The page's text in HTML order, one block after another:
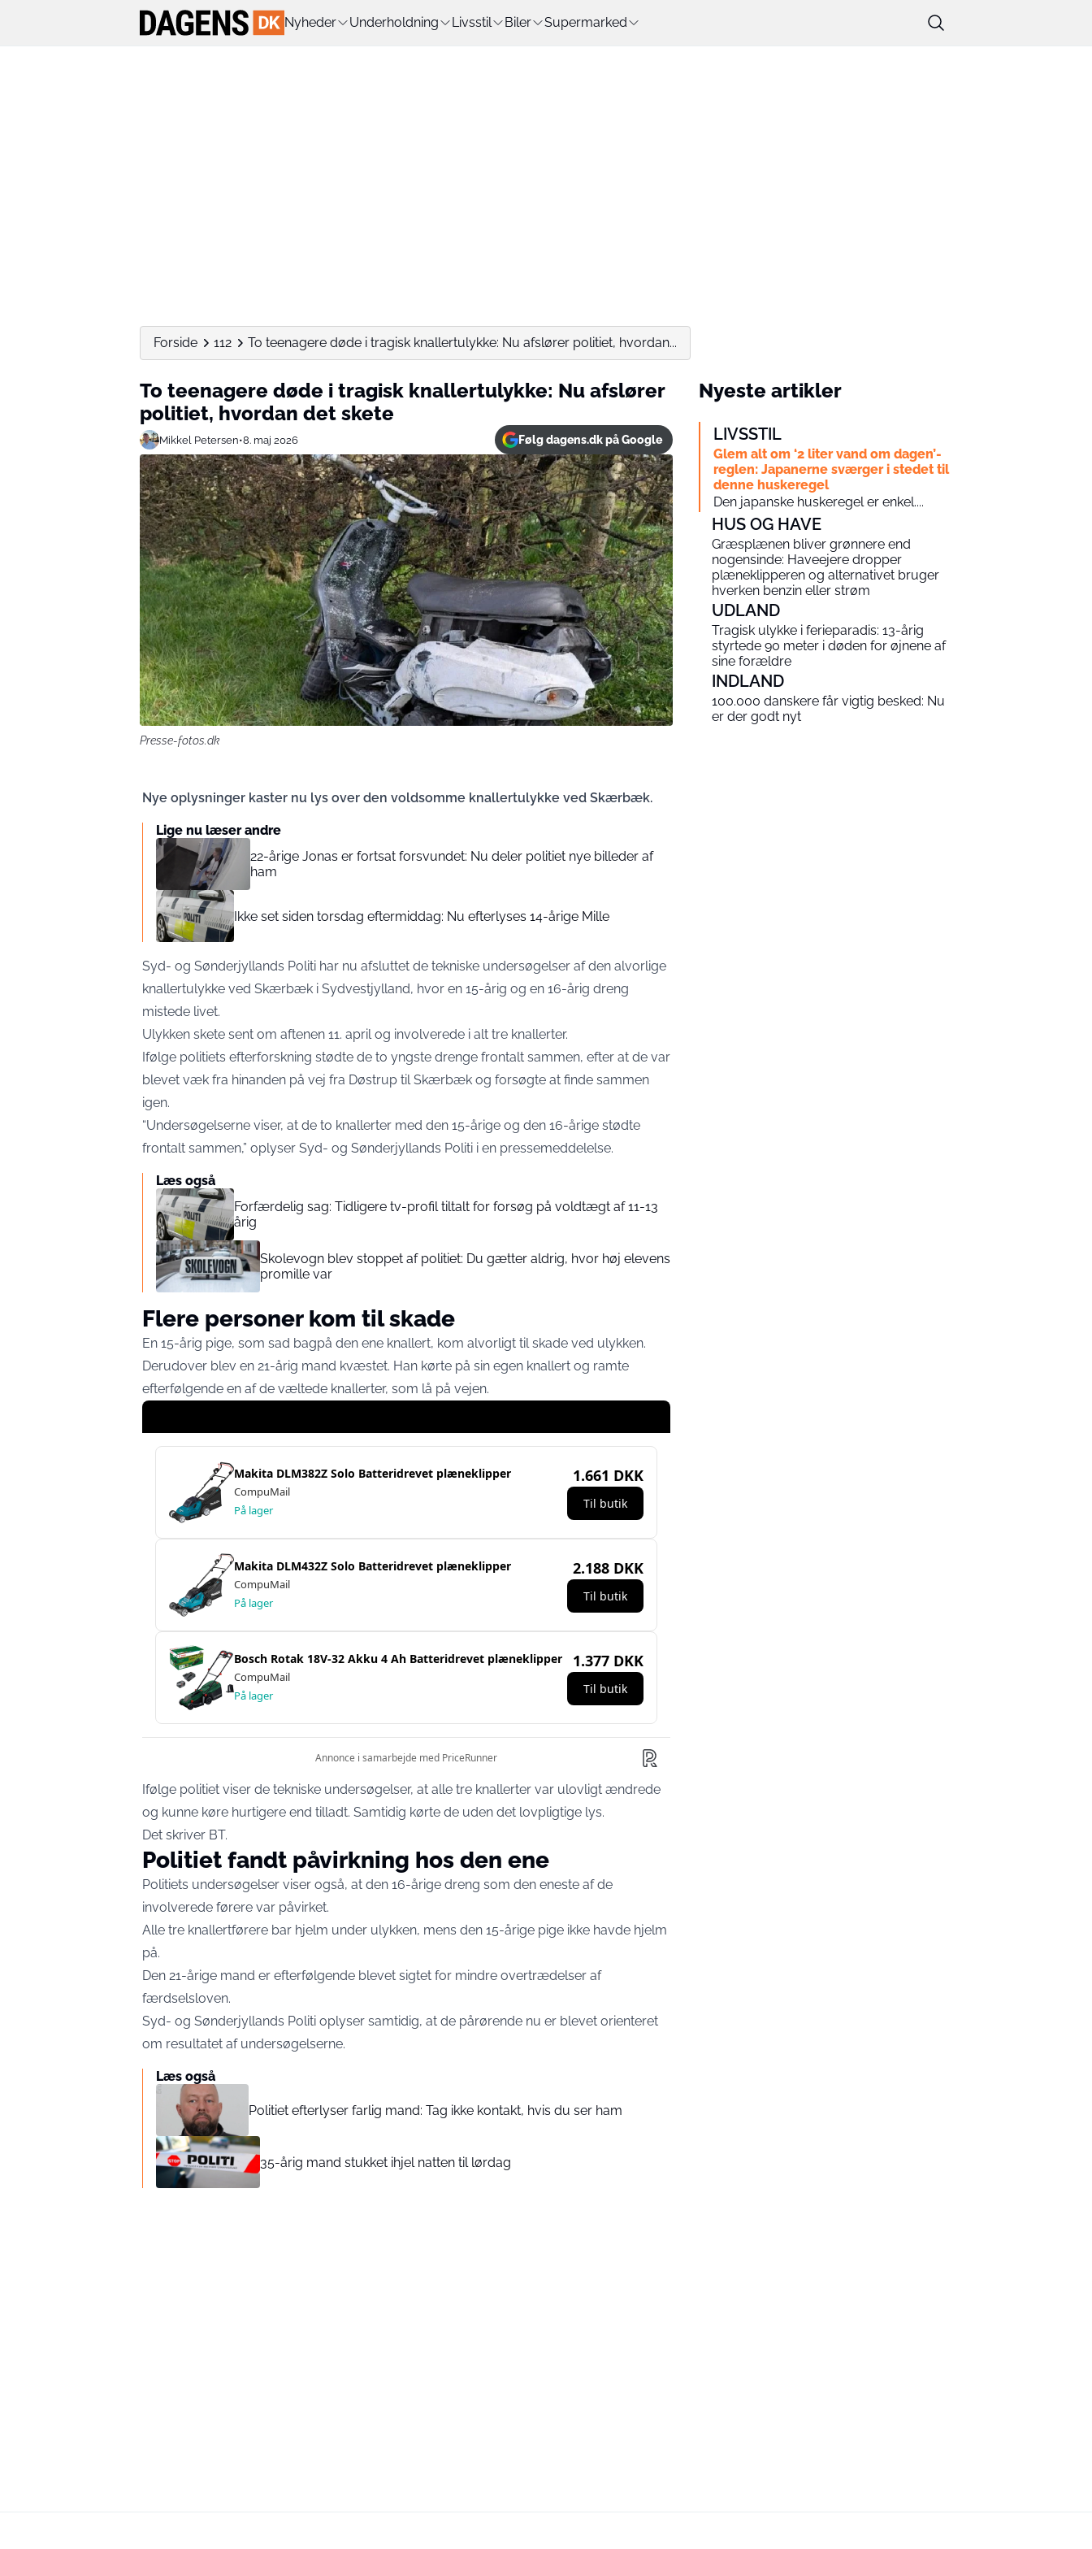
Nyheder Underholdning Livsstil Biler Supermarked
Forside 112 To teenagere døde i tragisk knallertulykke: Nu afslører politiet, hvordan...
To teenagere døde i tragisk knallertulykke: Nu afslører
politiet, hvordan det skete
Mikkel Petersen•8. maj 2026 Følg dagens.dk på Google
Presse-fotos.dk
Nye oplysninger kaster nu lys over den voldsomme knallertulykke ved Skærbæk.
Lige nu læser andre
22-årige Jonas er fortsat forsvundet: Nu deler politiet nye billeder af
ham
Ikke set siden torsdag eftermiddag: Nu efterlyses 14-årige Mille
Syd- og Sønderjyllands Politi har nu afsluttet de tekniske undersøgelser af den alvorlige
knallertulykke ved Skærbæk i Sydvestjylland, hvor en 15-årig og en 16-årig dreng
mistede livet.
Ulykken skete sent om aftenen 11. april og involverede i alt tre knallerter.
Ifølge politiets efterforskning stødte de to yngste drenge frontalt sammen, efter at de var
blevet væk fra hinanden på vej fra Døstrup til Skærbæk og forsøgte at finde sammen
igen.
“Undersøgelserne viser, at de to knallerter med den 15-årige og den 16-årige stødte
frontalt sammen,” oplyser Syd- og Sønderjyllands Politi i en pressemeddelelse.
Læs også
Forfærdelig sag: Tidligere tv-profil tiltalt for forsøg på voldtægt af 11-13
årig
Skolevogn blev stoppet af politiet: Du gætter aldrig, hvor høj elevens
promille var
Flere personer kom til skade
En 15-årig pige, som sad bagpå den ene knallert, kom alvorligt til skade ved ulykken.
Derudover blev en 21-årig mand kvæstet. Han kørte på sin egen knallert og ramte
efterfølgende en af de væltede knallerter, som lå på vejen.
Ifølge politiet viser de tekniske undersøgelser, at alle tre knallerter var ulovligt ændrede
og kunne køre hurtigere end tilladt. Samtidig kørte de uden det lovpligtige lys.
Det skriver BT.
Politiet fandt påvirkning hos den ene
Politiets undersøgelser viser også, at den 16-årige dreng som den eneste af de
involverede førere var påvirket.
Alle tre knallertførere bar hjelm under ulykken, mens den 15-årige pige ikke havde hjelm
på.
Den 21-årige mand er efterfølgende blevet sigtet for mindre overtrædelser af
færdselsloven.
Syd- og Sønderjyllands Politi oplyser samtidig, at de pårørende nu er blevet orienteret
om resultatet af undersøgelserne.
Læs også
Politiet efterlyser farlig mand: Tag ikke kontakt, hvis du ser ham
35-årig mand stukket ihjel natten til lørdag
Nyeste artikler
LIVSSTIL
Glem alt om ‘2 liter vand om dagen’-
reglen: Japanerne sværger i stedet til
denne huskeregel
Den japanske huskeregel er enkel....
HUS OG HAVE
Græsplænen bliver grønnere end
nogensinde: Haveejere dropper
plæneklipperen og alternativet bruger
hverken benzin eller strøm
UDLAND
Tragisk ulykke i ferieparadis: 13-årig
styrtede 90 meter i døden for øjnene af
sine forældre
INDLAND
100.000 danskere får vigtig besked: Nu
er der godt nyt